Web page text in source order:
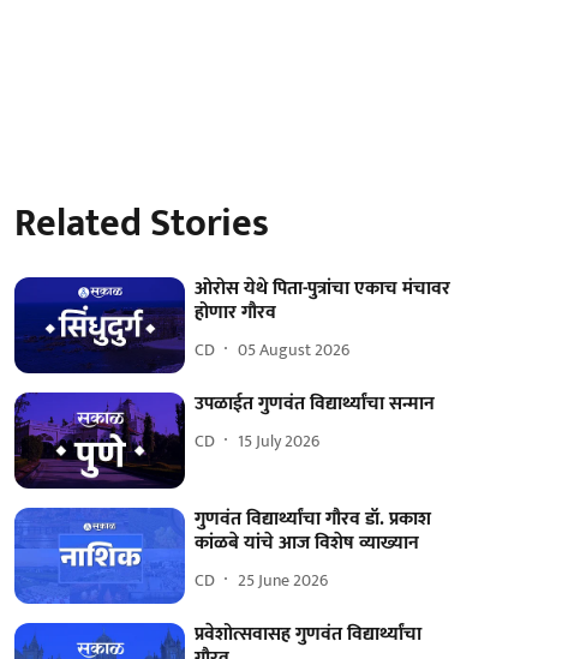
Related Stories
ओरोस येथे पिता-पुत्रांचा एकाच मंचावर
होणार गौरव
CD 05 August 2026
उपळाईत गुणवंत विद्यार्थ्यांचा सन्मान
CD 15 July 2026
गुणवंत विद्यार्थ्यांचा गौरव डॉ. प्रकाश
कांळबे यांचे आज विशेष व्याख्यान
CD 25 June 2026
प्रवेशोत्सवासह गुणवंत विद्यार्थ्यांचा